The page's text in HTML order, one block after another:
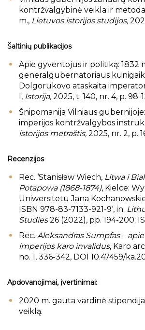
kontržvalgybinė veikla ir
m., Lietuvos istorijos studijos,
Šaltinių publikacijos
Apie gyventojus ir politiką: 1832
generalgubernatoriaus
Dolgorukovo ataskaita
I, Istorija, 2025, t. 140, nr. 4, p. 98-
Šnipomanija Vilniaus
imperijos kontržvalgybos
istorijos metraštis, 2025, nr. 2, p.
Recenzijos
Rec. ‘Stanisław Wiech, Litwa i
Potapowa (1868-1874), Kielce:
Uniwersitetu Jana
ISBN 978-83-7133-921-9‘, in:
Studies26 (2022), pp. 194-200;
Rec. Aleksandras Sumpfas –
imperijos karo invalidus, Karo
no. 1, 336-342, DOI 10.47459/
Apdovanojimai, įvertinimai:
2020 m. gauta vardinė
veiklą.